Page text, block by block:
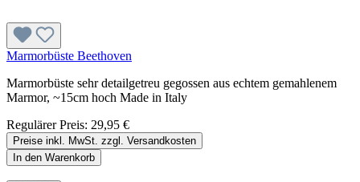
Marmorbüste Beethoven
Marmorbüste sehr detailgetreu gegossen aus echtem gemahlenem
Marmor, ~15cm hoch Made in Italy
Regulärer Preis: 29,95 €
Preise inkl. MwSt. zzgl. Versandkosten
In den Warenkorb